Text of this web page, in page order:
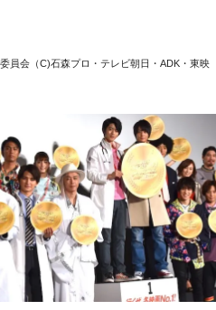
員会（C)石森プロ・テレビ朝日・ADK・東映